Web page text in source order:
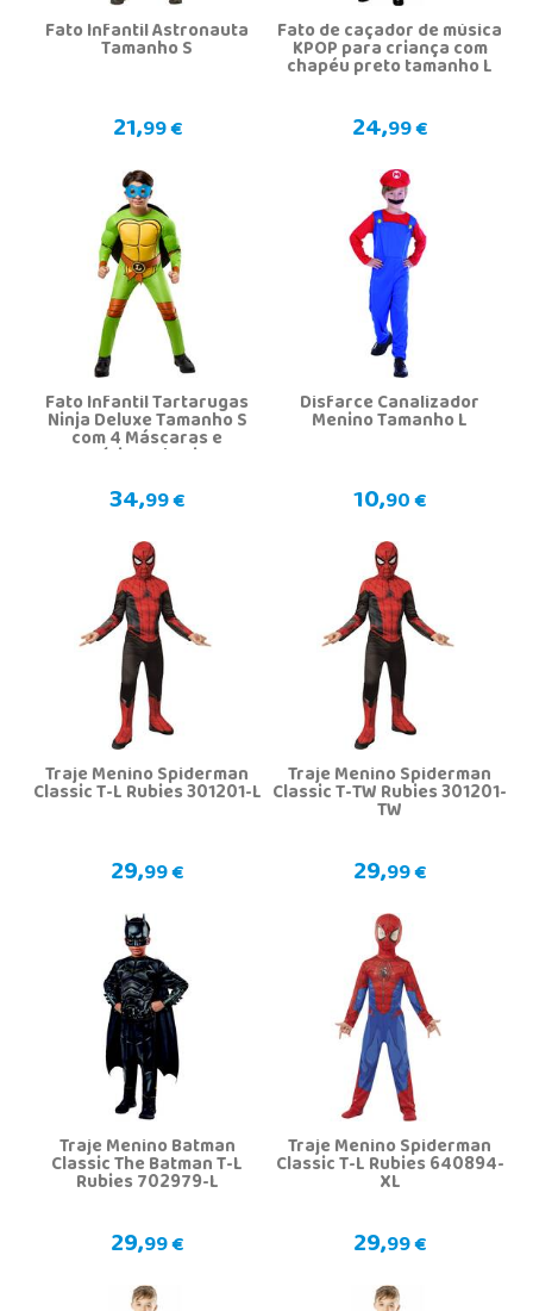
Fato Infantil Astronauta
Tamanho S
21,99 €
Fato de caçador de música
KPOP para criança com
chapéu preto tamanho L
24,99 €
Fato Infantil Tartarugas
Ninja Deluxe Tamanho S
com 4 Máscaras e
Logótipos de Cinto
34,99 €
Disfarce Canalizador
Menino Tamanho L
10,90 €
Traje Menino Spiderman
Classic T-L Rubies 301201-L
29,99 €
Traje Menino Spiderman
Classic T-TW Rubies 301201-
TW
29,99 €
Traje Menino Batman
Classic The Batman T-L
Rubies 702979-L
29,99 €
Traje Menino Spiderman
Classic T-L Rubies 640894-
XL
29,99 €